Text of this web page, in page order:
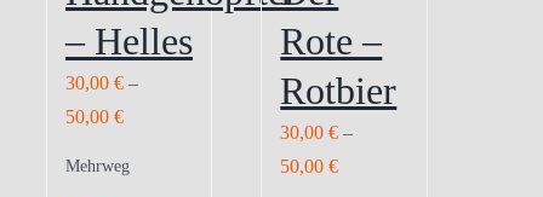
– Helles
30,00 € –
50,00 €
Mehrweg
Rote –
Rotbier
30,00€ –
50,00€